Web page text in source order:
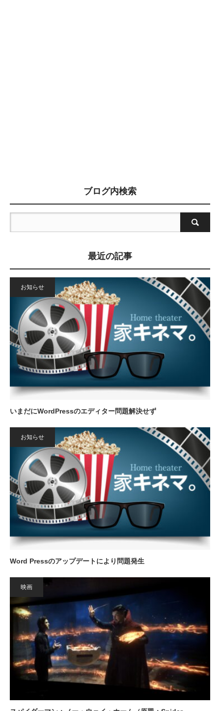
ブログ内検索
最近の記事
お知らせ
いまだにWordPressのエディター問題解決せず
お知らせ
Word Pressのアップデートにより問題発生
映画